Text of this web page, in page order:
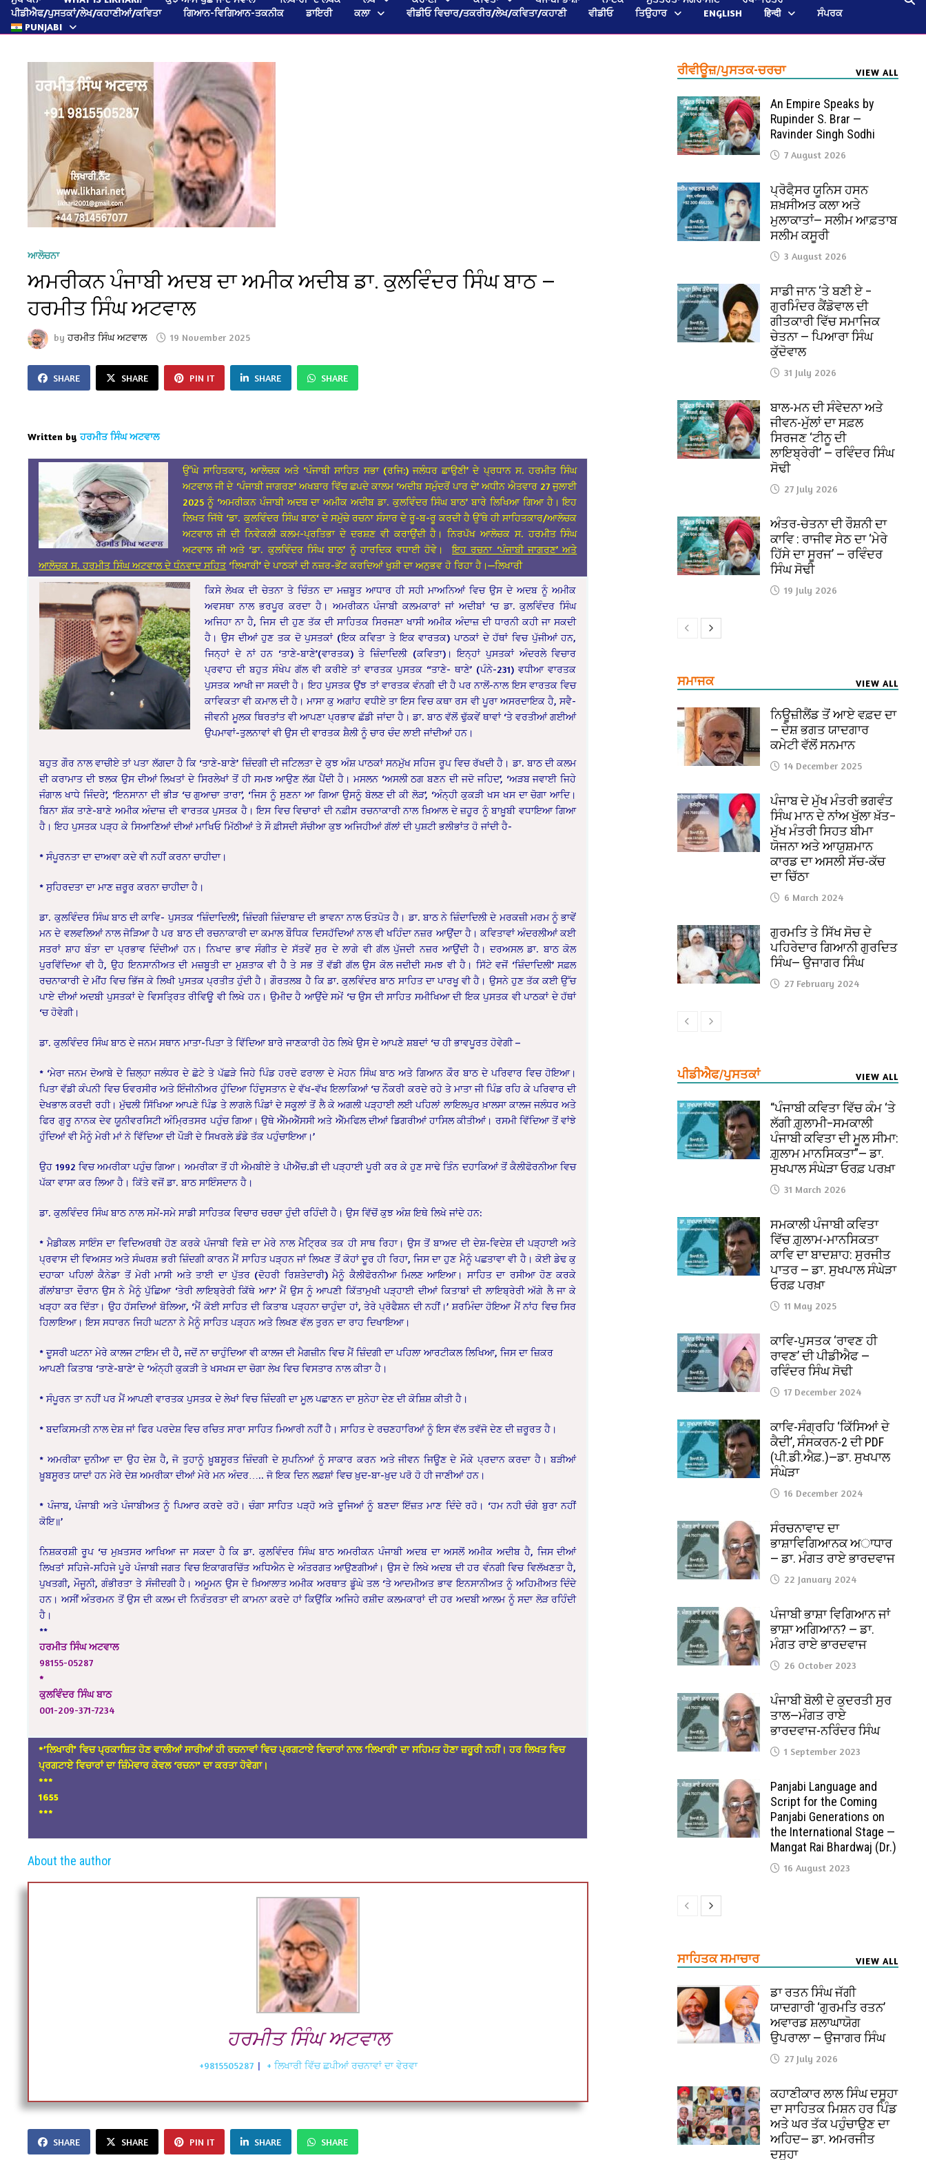
ਪੀਡੀਐਫ/ਪੁਸਤਕਾਂ/ਲੇਖ/ਕਹਾਣੀਆਂ/ਕਵਿਤਾ
ਗਿਆਨ-ਵਿਗਿਆਨ-ਤਕਨੀਕ ਡਾਇਰੀ ਕਲਾ ਵੀਡੀਓ ਵਿਚਾਰ/ਤਕਰੀਰ/ਲੇਖ/ਕਵਿਤਾ/ਕਹਾਣੀ ਵੀਡੀਓ ਤਿਉਹਾਰ ENGLISH हिन्दी
ਸੰਪਰਕ
PUNJABI
ਆਲੋਚਨਾ
ਅਮਰੀਕਨ ਪੰਜਾਬੀ ਅਦਬ ਦਾ ਅਮੀਕ ਅਦੀਬ ਡਾ. ਕੁਲਵਿੰਦਰ ਸਿੰਘ ਬਾਠ —
ਹਰਮੀਤ ਸਿੰਘ ਅਟਵਾਲ
byਹਰਮੀਤ ਸਿੰਘ ਅਟਵਾਲ 19 November 2025
SHARE SHARE PIN IT SHARE SHARE
Written by ਹਰਮੀਤ ਸਿੰਘ ਅਟਵਾਲ
ਉੱਘੇ ਸਾਹਿਤਕਾਰ, ਆਲੋਚਕ ਅਤੇ ‘ਪੰਜਾਬੀ ਸਾਹਿਤ ਸਭਾ (ਰਜਿ:) ਜਲੰਧਰ ਛਾਉਣੀ’ ਦੇ ਪ੍ਰਧਾਨ ਸ. ਹਰਮੀਤ ਸਿੰਘ
ਅਟਵਾਲ ਜੀ ਦੇ ‘ਪੰਜਾਬੀ ਜਾਗਰਣ’ ਅਖਬਾਰ ਵਿੱਚ ਛਪਦੇ ਕਾਲਮ ‘ਅਦੀਬ ਸਮੁੰਦਰੋਂ ਪਾਰ ਦੇ’ ਅਧੀਨ ਐਤਵਾਰ 27 ਜੁਲਾਈ
2025 ਨੂੰ ‘ਅਮਰੀਕਨ ਪੰਜਾਬੀ ਅਦਬ ਦਾ ਅਮੀਕ ਅਦੀਬ ਡਾ. ਕੁਲਵਿੰਦਰ ਸਿੰਘ ਬਾਠ’ ਬਾਰੇ ਲਿਖਿਆ ਗਿਆ ਹੈ। ਇਹ
ਲਿਖਤ ਜਿੱਥੇ ‘ਡਾ. ਕੁਲਵਿੰਦਰ ਸਿੰਘ ਬਾਠ‘ ਦੇ ਸਮੁੱਚੇ ਰਚਨਾ ਸੰਸਾਰ ਦੇ ਰੂ-ਬ-ਰੂ ਕਰਦੀ ਹੈ ਉੱਥੇ ਹੀ ਸਾਹਿਤਕਾਰ/ਆਲੋਚਕ
ਅਟਵਾਲ ਜੀ ਦੀ ਨਿਵੇਕਲੀ ਕਲਮ-ਪ੍ਰਤਿਭਾ ਦੇ ਦਰਸ਼ਣ ਵੀ ਕਰਾਉਂਦੀ ਹੈ। ਨਿਰਪੱਖ ਆਲੋਚਕ ਸ. ਹਰਮੀਤ ਸਿੰਘ
ਅਟਵਾਲ ਜੀ ਅਤੇ ‘ਡਾ. ਕੁਲਵਿੰਦਰ ਸਿੰਘ ਬਾਠ’ ਨੂੰ ਹਾਰਦਿਕ ਵਧਾਈ ਹੋਵੇ।ਇਹ ਰਚਨਾ ‘ਪੰਜਾਬੀ ਜਾਗਰਣ’ ਅਤੇ
ਆਲੋਚਕ ਸ. ਹਰਮੀਤ ਸਿੰਘ ਅਟਵਾਲ ਦੇ ਧੰਨਵਾਦ ਸਹਿਤ‘ਲਿਖਾਰੀ’ ਦੇ ਪਾਠਕਾਂ ਦੀ ਨਜ਼ਰ-ਭੇਂਟ ਕਰਦਿਆਂ ਖੁਸ਼ੀ ਦਾ ਅਨੁਭਵ ਹੋ ਰਿਹਾ ਹੈ।—ਲਿਖਾਰੀ
ਕਿਸੇ ਲੇਖਕ ਦੀ ਚੇਤਨਾ ਤੇ ਚਿੰਤਨ ਦਾ ਮਜ਼ਬੂਤ ਆਧਾਰ ਹੀ ਸਹੀ ਮਾਅਨਿਆਂ ਵਿਚ ਉਸ ਦੇ ਅਦਬ ਨੂੰ ਅਮੀਕ
ਅਵਸਥਾ ਨਾਲ ਭਰਪੂਰ ਕਰਦਾ ਹੈ। ਅਮਰੀਕਨ ਪੰਜਾਬੀ ਕਲਮਕਾਰਾਂ ਜਾਂ ਅਦੀਬਾਂ ‘ਚ ਡਾ. ਕੁਲਵਿੰਦਰ ਸਿੰਘ
ਅਜਿਹਾ ਨਾ ਹੈ, ਜਿਸ ਦੀ ਹੁਣ ਤੱਕ ਦੀ ਸਾਹਿਤਕ ਸਿਰਜਣਾ ਖਾਸੀ ਅਮੀਕ ਅੰਦਾਜ਼ ਦੀ ਧਾਰਨੀ ਕਹੀ ਜਾ ਸਕਦੀ
ਹੈ। ਉਸ ਦੀਆਂ ਹੁਣ ਤਕ ਦੋ ਪੁਸਤਕਾਂ (ਇਕ ਕਵਿਤਾ ਤੇ ਇਕ ਵਾਰਤਕ) ਪਾਠਕਾਂ ਦੇ ਹੱਥਾਂ ਵਿਚ ਪੁੱਜੀਆਂ ਹਨ,
ਜਿਨ੍ਹਾਂ ਦੇ ਨਾਂ ਹਨ ‘ਤਾਣੇ-ਬਾਣੇ’(ਵਾਰਤਕ) ਤੇ ਜ਼ਿੰਦਾਦਿਲੀ (ਕਵਿਤਾ)। ਇਨ੍ਹਾਂ ਪੁਸਤਕਾਂ ਅੰਦਰਲੇ ਵਿਚਾਰ
ਪ੍ਰਵਾਹ ਦੀ ਬਹੁਤ ਸੰਖੇਪ ਗੱਲ ਵੀ ਕਰੀਏ ਤਾਂ ਵਾਰਤਕ ਪੁਸਤਕ “ਤਾਣੇ- ਥਾਣੇ’ (ਪੰਨੇ-231) ਵਧੀਆ ਵਾਰਤਕ
ਪੁਸਤਕ ਆਖੀ ਜਾ ਸਕਦੀ ਹੈ। ਇਹ ਪੁਸਤਕ ਉਂਝ ਤਾਂ ਵਾਰਤਕ ਵੰਨਗੀ ਦੀ ਹੈ ਪਰ ਨਾਲੋਂ-ਨਾਲ ਇਸ ਵਾਰਤਕ ਵਿਚ
ਕਾਵਿਕਤਾ ਵੀ ਕਮਾਲ ਦੀ ਹੈ। ਮਾਸਾ ਕੁ ਅਗਾਂਹ ਵਧੀਏ ਤਾ ਇਸ ਵਿਚ ਕਥਾ ਰਸ ਵੀ ਪੂਰਾ ਅਸਰਦਾਇਕ ਹੈ, ਸਵੈ-
ਜੀਵਨੀ ਮੂਲਕ ਥਿਰਤਾਂਤ ਵੀ ਆਪਣਾ ਪ੍ਰਭਾਵ ਛੱਡੀ ਜਾਂਦਾ ਹੈ। ਡਾ. ਬਾਠ ਵੱਲੋਂ ਢੁੱਕਵੇਂ ਥਾਵਾਂ ‘ਤੇ ਵਰਤੀਆਂ ਗਈਆਂ
ਉਪਮਾਵਾਂ-ਤੁਲਨਾਵਾਂ ਵੀ ਉਸ ਦੀ ਵਾਰਤਕ ਸ਼ੈਲੀ ਨੂੰ ਚਾਰ ਚੰਦ ਲਾਈ ਜਾਂਦੀਆਂ ਹਨ।
ਬਹੁਤ ਗੌਰ ਨਾਲ ਵਾਚੀਏ ਤਾਂ ਪਤਾ ਲੱਗਦਾ ਹੈ ਕਿ ‘ਤਾਣੇ-ਬਾਣੇ’ ਜ਼ਿੰਦਗੀ ਦੀ ਜਟਿਲਤਾ ਦੇ ਕੁਝ ਅੰਸ਼ ਪਾਠਕਾਂ ਸਨਮੁੱਖ ਸਹਿਜ ਰੂਪ ਵਿਚ ਰੱਖਦੀ ਹੈ। ਡਾ. ਬਾਠ ਦੀ ਕਲਮ
ਦੀ ਕਰਾਮਾਤ ਦੀ ਝਲਕ ਉਸ ਦੀਆਂ ਲਿਖਤਾਂ ਦੇ ਸਿਰਲੇਖਾਂ ਤੋਂ ਹੀ ਸਮਝ ਆਉਣ ਲੱਗ ਪੈਂਦੀ ਹੈ। ਮਸਲਨ ‘ਅਸਲੀ ਠਗ ਬਣਨ ਦੀ ਜਦੋ ਜਹਿਦ’, ‘ਅੜਬ ਜਵਾਈ ਜਿਹੇ
ਜੰਗਾਲ ਖਾਧੇ ਜਿੰਦਰੇ’, ‘ਇਨਸਾਨਾ ਦੀ ਭੀੜ ‘ਚ ਗੁਆਚਾ ਤਾਰਾ’, ‘ਜਿਸ ਨੂੰ ਸੁਣਨਾ ਆ ਗਿਆ ਉਸਨੂੰ ਬੋਲਣ ਦੀ ਕੀ ਲੋੜ’, ‘ਅੰਨ੍ਹੀ ਕੁਕੜੀ ਖਸ ਖਸ ਦਾ ਚੋਗਾ ਆਦਿ।
ਬਿਨਾ ਸ਼ੱਕ ਤਾਣੇ-ਬਾਣੇ ਅਮੀਕ ਅੰਦਾਜ਼ ਦੀ ਵਾਰਤਕ ਪੁਸਤਕ ਹੈ। ਇਸ ਵਿਚ ਵਿਚਾਰਾਂ ਦੀ ਨਫ਼ੀਸ ਰਚਨਾਕਾਰੀ ਨਾਲ ਖ਼ਿਆਲ ਦੇ ਜ਼ਹੂਰ ਨੂੰ ਬਾਖ਼ੂਬੀ ਵਧਾਇਆ ਗਿਆ
ਹੈ। ਇਹ ਪੁਸਤਕ ਪੜ੍ਹ ਕੇ ਸਿਆਣਿਆਂ ਦੀਆਂ ਮਾਖਿਓ ਮਿੱਠੀਆਂ ਤੇ ਸੌ ਫ਼ੀਸਦੀ ਸੱਚੀਆ ਕੁਝ ਅਜਿਹੀਆਂ ਗੱਲਾਂ ਦੀ ਪੁਸ਼ਟੀ ਭਲੀਭਾਂਤ ਹੋ ਜਾਂਦੀ ਹੈ-
* ਸੰਪੂਰਨਤਾ ਦਾ ਦਾਅਵਾ ਕਦੇ ਵੀ ਨਹੀਂ ਕਰਨਾ ਚਾਹੀਦਾ।
* ਸੁਹਿਰਦਤਾ ਦਾ ਮਾਣ ਜ਼ਰੂਰ ਕਰਨਾ ਚਾਹੀਦਾ ਹੈ।
ਡਾ. ਕੁਲਵਿੰਦਰ ਸਿੰਘ ਬਾਠ ਦੀ ਕਾਵਿ- ਪੁਸਤਕ ‘ਜ਼ਿੰਦਾਦਿਲੀ’, ਜ਼ਿੰਦਗੀ ਜ਼ਿੰਦਾਬਾਦ ਦੀ ਭਾਵਨਾ ਨਾਲ ਓਤਪੋਤ ਹੈ। ਡਾ. ਬਾਠ ਨੇ ਜ਼ਿੰਦਾਦਿਲੀ ਦੇ ਮਰਕਜ਼ੀ ਮਰਮ ਨੂੰ ਭਾਵੇਂ
ਮਨ ਦੇ ਵਲਵਲਿਆਂ ਨਾਲ ਜੋੜਿਆ ਹੈ ਪਰ ਬਾਠ ਦੀ ਰਚਨਾਕਾਰੀ ਦਾ ਕਮਾਲ ਬੌਧਿਕ ਦਿਸਹੱਦਿਆਂ ਨਾਲ ਵੀ ਖਹਿੰਦਾ ਨਜ਼ਰ ਆਉਂਦਾ ਹੈ। ਕਵਿਤਾਵਾਂ ਅੰਦਰਲੀਆਂ ਕਈ
ਸਤਰਾਂ ਸ਼ਾਹ ਬੰਤਾ ਦਾ ਪ੍ਰਭਾਵ ਦਿੰਦੀਆਂ ਹਨ। ਨਿਖਾਦ ਭਾਵ ਸੰਗੀਤ ਦੇ ਸੱਤਵੇਂ ਸੁਰ ਦੇ ਲਾਗੇ ਵੀ ਗੱਲ ਪੁੱਜਦੀ ਨਜ਼ਰ ਆਉਂਦੀ ਹੈ। ਦਰਅਸਲ ਡਾ. ਬਾਠ ਕੋਲ
ਪੁਰਵਿੱਦਿਆ ਵੀ ਹੈ, ਉਹ ਇਨਸਾਨੀਅਤ ਦੀ ਮਜ਼ਬੂਤੀ ਦਾ ਮੁਸ਼ਤਾਕ ਵੀ ਹੈ ਤੇ ਸਭ ਤੋਂ ਵੱਡੀ ਗੱਲ ਉਸ ਕੋਲ ਜਦੀਦੀ ਸਮਝ ਵੀ ਹੈ। ਸਿੱਟੇ ਵਜੋਂ ‘ਜ਼ਿੰਦਾਦਿਲੀ’ ਸਫ਼ਲ
ਰਚਨਾਕਾਰੀ ਦੇ ਮੀਂਹ ਵਿਚ ਭਿੱਜ ਕੇ ਲਿਖੀ ਪੁਸਤਕ ਪ੍ਰਤੀਤ ਹੁੰਦੀ ਹੈ। ਗੌਰਤਲਬ ਹੈ ਕਿ ਡਾ. ਕੁਲਵਿੰਦਰ ਬਾਠ ਸਾਹਿਤ ਦਾ ਪਾਰਖੂ ਵੀ ਹੈ। ਉਸਨੇ ਹੁਣ ਤੱਕ ਕਈ ਉੱਚ
ਪਾਏ ਦੀਆਂ ਅਦਬੀ ਪੁਸਤਕਾਂ ਦੇ ਵਿਸਤ੍ਰਿਤ ਰੀਵਿਊ ਵੀ ਲਿਖੇ ਹਨ। ਉਮੀਦ ਹੈ ਆਉਂਦੇ ਸਮੇਂ ‘ਚ ਉਸ ਦੀ ਸਾਹਿਤ ਸਮੀਖਿਆ ਦੀ ਇਕ ਪੁਸਤਕ ਵੀ ਪਾਠਕਾਂ ਦੇ ਹੱਥਾਂ
‘ਚ ਹੋਵੇਗੀ।
ਡਾ. ਕੁਲਵਿੰਦਰ ਸਿੰਘ ਬਾਠ ਦੇ ਜਨਮ ਸਥਾਨ ਮਾਤਾ-ਪਿਤਾ ਤੇ ਵਿੱਦਿਆ ਬਾਰੇ ਜਾਣਕਾਰੀ ਹੇਠ ਲਿਖੇ ਉਸ ਦੇ ਆਪਣੇ ਸ਼ਬਦਾਂ ‘ਚ ਹੀ ਭਾਵਪੂਰਤ ਹੋਵੇਗੀ –
* ‘ਮੇਰਾ ਜਨਮ ਦੋਆਬੇ ਦੇ ਜ਼ਿਲ੍ਹਾ ਜਲੰਧਰ ਦੇ ਛੋਟੇ ਤੇ ਪੱਛੜੇ ਜਿਹੇ ਪਿੰਡ ਹਰਦੋ ਫਰਾਲਾ ਦੇ ਮੋਹਨ ਸਿੰਘ ਬਾਠ ਅਤੇ ਗਿਆਨ ਕੌਰ ਬਾਠ ਦੇ ਪਰਿਵਾਰ ਵਿਚ ਹੋਇਆ।
ਪਿਤਾ ਵੱਡੀ ਕੰਪਨੀ ਵਿਚ ਓਵਰਸੀਰ ਅਤੇ ਇੰਜੀਨੀਅਰ ਹੁੰਦਿਆ ਹਿੰਦੁਸਤਾਨ ਦੇ ਵੱਖ-ਵੱਖ ਇਲਾਕਿਆਂ ‘ਚ ਨੌਕਰੀ ਕਰਦੇ ਰਹੇ ਤੇ ਮਾਤਾ ਜੀ ਪਿੰਡ ਰਹਿ ਕੇ ਪਰਿਵਾਰ ਦੀ
ਦੇਖਭਾਲ ਕਰਦੀ ਰਹੀ। ਮੁੱਢਲੀ ਸਿੱਖਿਆ ਆਪਣੇ ਪਿੰਡ ਤੇ ਲਾਗਲੇ ਪਿੰਡਾਂ ਦੇ ਸਕੂਲਾਂ ਤੋਂ ਲੈ ਕੇ ਅਗਲੀ ਪੜ੍ਹਾਈ ਲਈ ਪਹਿਲਾਂ ਲਾਇਲਪੁਰ ਖ਼ਾਲਸਾ ਕਾਲਜ ਜਲੰਧਰ ਅਤੇ
ਫਿਰ ਗੁਰੂ ਨਾਨਕ ਦੇਵ ਯੂਨੀਵਰਸਿਟੀ ਅੰਮ੍ਰਿਤਸਰ ਪਹੁੰਚ ਗਿਆ। ਉਥੇ ਐੱਮਐੱਸਸੀ ਅਤੇ ਐੱਮਫਿਲ ਦੀਆਂ ਡਿਗਰੀਆਂ ਹਾਸਿਲ ਕੀਤੀਆਂ। ਰਸਮੀ ਵਿੱਦਿਆ ਤੋਂ ਵਾਂਝੇ
ਹੁੰਦਿਆਂ ਵੀ ਮੈਨੂੰ ਮੇਰੀ ਮਾਂ ਨੇ ਵਿੱਦਿਆ ਦੀ ਪੌੜੀ ਦੇ ਸਿਖਰਲੇ ਡੰਡੇ ਤੱਕ ਪਹੁੰਚਾਇਆ।’
ਉਹ 1992 ਵਿਚ ਅਮਰੀਕਾ ਪਹੁੰਚ ਗਿਆ। ਅਮਰੀਕਾ ਤੋਂ ਹੀ ਐਮਬੀਏ ਤੇ ਪੀਐੱਚ.ਡੀ ਦੀ ਪੜ੍ਹਾਈ ਪੂਰੀ ਕਰ ਕੇ ਹੁਣ ਸਾਢੇ ਤਿੰਨ ਦਹਾਕਿਆਂ ਤੋਂ ਕੈਲੀਫੋਰਨੀਆ ਵਿਚ
ਪੱਕਾ ਵਾਸਾ ਕਰ ਲਿਆ ਹੈ। ਕਿੱਤੇ ਵਜੋਂ ਡਾ. ਬਾਠ ਸਾਇੰਸਦਾਨ ਹੈ।
ਡਾ. ਕੁਲਵਿੰਦਰ ਸਿੰਘ ਬਾਠ ਨਾਲ ਸਮੇਂ-ਸਮੇ ਸਾਡੀ ਸਾਹਿਤਕ ਵਿਚਾਰ ਚਰਚਾ ਹੁੰਦੀ ਰਹਿੰਦੀ ਹੈ। ਉਸ ਵਿੱਚੋਂ ਕੁਝ ਅੰਸ਼ ਇਥੇ ਲਿਖੇ ਜਾਂਦੇ ਹਨ:
* ਮੈਡੀਕਲ ਸਾਇੰਸ ਦਾ ਵਿਦਿਅਰਥੀ ਹੋਣ ਕਰਕੇ ਪੰਜਾਬੀ ਵਿਸ਼ੇ ਦਾ ਮੇਰੇ ਨਾਲ ਮੈਟ੍ਰਿਕ ਤਕ ਹੀ ਸਾਥ ਰਿਹਾ। ਉਸ ਤੋਂ ਬਾਅਦ ਦੀ ਦੇਸ਼-ਵਿਦੇਸ਼ ਦੀ ਪੜ੍ਹਾਈ ਅਤੇ
ਪ੍ਰਵਾਸ ਦੀ ਵਿਅਸਤ ਅਤੇ ਸੰਘਰਸ਼ ਭਰੀ ਜ਼ਿੰਦਗੀ ਕਾਰਨ ਮੈਂ ਸਾਹਿਤ ਪੜ੍ਹਨ ਜਾਂ ਲਿਖਣ ਤੋਂ ਕੋਹਾਂ ਦੂਰ ਹੀ ਰਿਹਾ, ਜਿਸ ਦਾ ਹੁਣ ਮੈਨੂੰ ਪਛਤਾਵਾ ਵੀ ਹੈ। ਕੋਈ ਡੇਢ ਕੁ
ਦਹਾਕਾ ਪਹਿਲਾਂ ਕੈਨੇਡਾ ਤੋਂ ਮੇਰੀ ਮਾਸੀ ਅਤੇ ਤਾਈ ਦਾ ਪੁੱਤਰ (ਦੋਹਰੀ ਰਿਸ਼ਤੇਦਾਰੀ) ਮੈਨੂੰ ਕੈਲੀਫੋਰਨੀਆ ਮਿਲਣ ਆਇਆ। ਸਾਹਿਤ ਦਾ ਰਸੀਆ ਹੋਣ ਕਰਕੇ
ਗੱਲਾਂਬਾਤਾ ਦੌਰਾਨ ਉਸ ਨੇ ਮੈਨੂੰ ਪੁੱਛਿਆ ‘ਤੇਰੀ ਲਾਇਬ੍ਰੇਰੀ ਕਿੱਥੇ ਆ?’ ਮੈਂ ਉਸ ਨੂੰ ਆਪਣੀ ਕਿੱਤਾਮੁਖੀ ਪੜ੍ਹਾਈ ਦੀਆਂ ਕਿਤਾਬਾਂ ਦੀ ਲਾਇਬ੍ਰੇਰੀ ਅੱਗੇ ਲੈ ਜਾ ਕੇ
ਖੜ੍ਹਾ ਕਰ ਦਿੱਤਾ। ਉਹ ਹੱਸਦਿਆਂ ਬੋਲਿਆ, ‘ਮੈਂ ਕੋਈ ਸਾਹਿਤ ਦੀ ਕਿਤਾਬ ਪੜ੍ਹਨਾ ਚਾਹੁੰਦਾ ਹਾਂ, ਤੇਰੇ ਪ੍ਰੋਫੈਸ਼ਨ ਦੀ ਨਹੀਂ।’ ਸ਼ਰਮਿੰਦਾ ਹੋਇਆ ਮੈਂ ਨਾਂਹ ਵਿਚ ਸਿਰ
ਹਿਲਾਇਆ। ਇਸ ਸਧਾਰਨ ਜਿਹੀ ਘਟਨਾ ਨੇ ਮੈਨੂੰ ਸਾਹਿਤ ਪੜ੍ਹਨ ਅਤੇ ਲਿਖਣ ਵੱਲ ਤੁਰਨ ਦਾ ਰਾਹ ਦਿਖਾਇਆ।
* ਦੂਸਰੀ ਘਟਨਾ ਮੇਰੇ ਕਾਲਜ ਟਾਇਮ ਦੀ ਹੈ, ਜਦੋਂ ਨਾ ਚਾਹੁੰਦਿਆ ਵੀ ਕਾਲਜ ਦੀ ਮੈਗਜ਼ੀਨ ਵਿਚ ਮੈਂ ਜ਼ਿੰਦਗੀ ਦਾ ਪਹਿਲਾ ਆਰਟੀਕਲ ਲਿਖਿਆ, ਜਿਸ ਦਾ ਜ਼ਿਕਰ
ਆਪਣੀ ਕਿਤਾਬ ‘ਤਾਣੇ-ਬਾਣੇ’ ਦੇ ‘ਅੰਨ੍ਹੀ ਕੁਕੜੀ ਤੇ ਖਸਖਸ ਦਾ ਚੋਗਾ ਲੇਖ ਵਿਚ ਵਿਸਤਾਰ ਨਾਲ ਕੀਤਾ ਹੈ।
* ਸੰਪੂਰਨ ਤਾ ਨਹੀਂ ਪਰ ਮੈਂ ਆਪਣੀ ਵਾਰਤਕ ਪੁਸਤਕ ਦੇ ਲੇਖਾਂ ਵਿਚ ਜ਼ਿੰਦਗੀ ਦਾ ਮੂਲ ਪਛਾਣਨ ਦਾ ਸੁਨੇਹਾ ਦੇਣ ਦੀ ਕੋਸ਼ਿਸ਼ ਕੀਤੀ ਹੈ।
* ਬਦਕਿਸਮਤੀ ਨਾਲ ਦੇਸ਼ ਜਾਂ ਫਿਰ ਪਰਦੇਸ਼ ਵਿਚ ਰਚਿਤ ਸਾਰਾ ਸਾਹਿਤ ਮਿਆਰੀ ਨਹੀਂ ਹੈ। ਸਾਹਿਤ ਦੇ ਰਚਣਹਾਰਿਆਂ ਨੂੰ ਇਸ ਵੱਲ ਤਵੱਜੋ ਦੇਣ ਦੀ ਜ਼ਰੂਰਤ ਹੈ।
* ਅਮਰੀਕਾ ਦੁਨੀਆ ਦਾ ਉਹ ਦੇਸ਼ ਹੈ, ਜੋ ਤੁਹਾਨੂੰ ਖ਼ੂਬਸੂਰਤ ਜ਼ਿੰਦਗੀ ਦੇ ਸੁਪਨਿਆਂ ਨੂੰ ਸਾਕਾਰ ਕਰਨ ਅਤੇ ਜੀਵਨ ਜਿਊਣ ਦੇ ਮੌਕੇ ਪ੍ਰਦਾਨ ਕਰਦਾ ਹੈ। ਬੜੀਆਂ
ਖ਼ੂਬਸੂਰਤ ਯਾਦਾਂ ਹਨ ਮੇਰੇ ਦੇਸ਼ ਅਮਰੀਕਾ ਦੀਆਂ ਮੇਰੇ ਮਨ ਅੰਦਰ….. ਜੋ ਇਕ ਦਿਨ ਲਫ਼ਸ਼ਾਂ ਵਿਚ ਖ਼ੁਦ-ਬਾ-ਖ਼ੁਦ ਪਰੋ ਹੋ ਹੀ ਜਾਣੀਆਂ ਹਨ।
* ਪੰਜਾਬ, ਪੰਜਾਬੀ ਅਤੇ ਪੰਜਾਬੀਅਤ ਨੂੰ ਪਿਆਰ ਕਰਦੇ ਰਹੋ। ਚੰਗਾ ਸਾਹਿਤ ਪੜ੍ਹੋ ਅਤੇ ਦੂਜਿਆਂ ਨੂੰ ਬਣਦਾ ਇੱਜ਼ਤ ਮਾਣ ਦਿੰਦੇ ਰਹੋ। ‘ਹਮ ਨਹੀ ਚੰਗੇ ਬੁਰਾ ਨਹੀਂ
ਕੋਇ॥’
ਨਿਸ਼ਕਰਸ਼ੀ ਰੂਪ ‘ਚ ਮੁਖ਼ਤਸਰ ਆਖਿਆ ਜਾ ਸਕਦਾ ਹੈ ਕਿ ਡਾ. ਕੁਲਵਿੰਦਰ ਸਿੰਘ ਬਾਠ ਅਮਰੀਕਨ ਪੰਜਾਬੀ ਅਦਬ ਦਾ ਅਸਲੋਂ ਅਮੀਕ ਅਦੀਬ ਹੈ, ਜਿਸ ਦੀਆਂ
ਲਿਖਤਾਂ ਸਹਿਜੇ-ਸਹਿਜੇ ਪੂਰੇ ਪੰਜਾਬੀ ਜਗਤ ਵਿਚ ਇਕਾਗਰਚਿੱਤ ਅਧਿਐਨ ਦੇ ਅੰਤਰਗਤ ਆਉਣਗੀਆਂ। ਉਸ ਦੇ ਲਿਖੇ ਅਦਬ ਦੀ ਹਰ ਵੰਨਗੀ ਵਿਚ ਵਿਲੱਖਣਤਾ ਹੈ,
ਪੁਖਤਗੀ, ਮੌਜੂਨੀ, ਗੰਭੀਰਤਾ ਤੇ ਸੰਜੀਦਗੀ ਹੈ। ਅਮੂਮਨ ਉਸ ਦੇ ਖ਼ਿਆਲਾਤ ਅਮੀਕ ਅਰਥਾਤ ਡੂੰਘੇ ਤਲ ‘ਤੇ ਆਦਮੀਅਤ ਭਾਵ ਇਨਸਾਨੀਅਤ ਨੂੰ ਅਹਿਮੀਅਤ ਦਿੰਦੇ
ਹਨ। ਅਸੀਂ ਅੰਤਰਮਨ ਤੋਂ ਉਸ ਦੀ ਕਲਮ ਦੀ ਨਿਰੰਤਰਤਾ ਦੀ ਕਾਮਨਾ ਕਰਦੇ ਹਾਂ ਕਿਉਂਕਿ ਅਜਿਹੇ ਰਸ਼ੀਦ ਕਲਮਕਾਰਾਂ ਦੀ ਹਰ ਅਦਬੀ ਆਲਮ ਨੂੰ ਸਦਾ ਲੋੜ ਰਹਿੰਦੀ
ਹੈ।
**
ਹਰਮੀਤ ਸਿੰਘ ਅਟਵਾਲ
98155-05287
*
ਕੁਲਵਿੰਦਰ ਸਿੰਘ ਬਾਠ
001-209-371-7234
*’ਲਿਖਾਰੀ’ ਵਿਚ ਪ੍ਰਕਾਸ਼ਿਤ ਹੋਣ ਵਾਲੀਆਂ ਸਾਰੀਆਂ ਹੀ ਰਚਨਾਵਾਂ ਵਿਚ ਪ੍ਰਗਟਾਏ ਵਿਚਾਰਾਂ ਨਾਲ ‘ਲਿਖਾਰੀ’ ਦਾ ਸਹਿਮਤ ਹੋਣਾ ਜ਼ਰੂਰੀ ਨਹੀਂ। ਹਰ ਲਿਖਤ ਵਿਚ
ਪ੍ਰਗਟਾਏ ਵਿਚਾਰਾਂ ਦਾ ਜ਼ਿੰਮੇਵਾਰ ਕੇਵਲ ‘ਰਚਨਾ’ ਦਾ ਕਰਤਾ ਹੋਵੇਗਾ।
***
1655
***
About the author
ਹਰਮੀਤ ਸਿੰਘ ਅਟਵਾਲ
+9815505287 | + ਲਿਖਾਰੀ ਵਿੱਚ ਛਪੀਆਂ ਰਚਨਾਵਾਂ ਦਾ ਵੇਰਵਾ
SHARE SHARE PIN IT SHARE SHARE
ਰੀਵੀਊਜ਼/ਪੁਸਤਕ-ਚਰਚਾ VIEW ALL
An Empire Speaks by
Rupinder S. Brar —
Ravinder Singh Sodhi
7 August 2026
ਪ੍ਰੋਫੈ਼ਸਰ ਯੂਨਿਸ ਹਸਨ
ਸ਼ਖ਼ਸੀਅਤ ਕਲਾ ਅਤੇ
ਮੁਲਾਕਾਤਾਂ— ਸਲੀਮ ਆਫ਼ਤਾਬ
ਸਲੀਮ ਕਸੂਰੀ
3 August 2026
ਸਾਡੀ ਜਾਨ ‘ਤੇ ਬਣੀ ਏ –
ਗੁਰਮਿੰਦਰ ਕੈਂਡੋਵਾਲ ਦੀ
ਗੀਤਕਾਰੀ ਵਿੱਚ ਸਮਾਜਿਕ
ਚੇਤਨਾ — ਪਿਆਰਾ ਸਿੰਘ
ਕੁੱਦੋਵਾਲ
31 July 2026
ਬਾਲ-ਮਨ ਦੀ ਸੰਵੇਦਨਾ ਅਤੇ
ਜੀਵਨ-ਮੁੱਲਾਂ ਦਾ ਸਫ਼ਲ
ਸਿਰਜਣ ‘ਟੀਨੂ ਦੀ
ਲਾਇਬ੍ਰੇਰੀ’ — ਰਵਿੰਦਰ ਸਿੰਘ
ਸੋਢੀ
27 July 2026
ਅੰਤਰ-ਚੇਤਨਾ ਦੀ ਰੌਸ਼ਨੀ ਦਾ
ਕਾਵਿ : ਰਾਜੀਵ ਸੇਠ ਦਾ ‘ਮੇਰੇ
ਹਿੱਸੇ ਦਾ ਸੂਰਜ’ — ਰਵਿੰਦਰ
ਸਿੰਘ ਸੋਢੀ
19 July 2026
ਸਮਾਜਕ VIEW ALL
ਨਿਊਜ਼ੀਲੈਂਡ ਤੋਂ ਆਏ ਵਫ਼ਦ ਦਾ
— ਦੇਸ਼ ਭਗਤ ਯਾਦਗਾਰ
ਕਮੇਟੀ ਵੱਲੋਂ ਸਨਮਾਨ
14 December 2025
ਪੰਜਾਬ ਦੇ ਮੁੱਖ ਮੰਤਰੀ ਭਗਵੰਤ
ਸਿੰਘ ਮਾਨ ਦੇ ਨਾਂਅ ਖੁੱਲਾ ਖ਼ੱਤ–
ਮੁੱਖ ਮੰਤਰੀ ਸਿਹਤ ਬੀਮਾ
ਯੋਜਨਾ ਅਤੇ ਆਯੁਸ਼ਮਾਨ
ਕਾਰਡ ਦਾ ਅਸਲੀ ਸੱਚ-ਕੱਚ
ਦਾ ਚਿੱਠਾ
6 March 2024
ਗੁਰਮਤਿ ਤੇ ਸਿੱਖ ਸੋਚ ਦੇ
ਪਹਿਰੇਦਾਰ ਗਿਆਨੀ ਗੁਰਦਿਤ
ਸਿੰਘ— ਉਜਾਗਰ ਸਿੰਘ
27 February 2024
ਪੀਡੀਐਫ/ਪੁਸਤਕਾਂ VIEW ALL
“ਪੰਜਾਬੀ ਕਵਿਤਾ ਵਿੱਚ ਕੰਮ ‘ਤੇ
ਲੱਗੀ ਗ਼ੁਲਾਮੀ–ਸਮਕਾਲੀ
ਪੰਜਾਬੀ ਕਵਿਤਾ ਦੀ ਮੂਲ ਸੀਮਾ:
ਗ਼ੁਲਾਮ ਮਾਨਸਿਕਤਾ”— ਡਾ.
ਸੁਖਪਾਲ ਸੰਘੇੜਾ ਓਰਫ਼ ਪਰਖ਼ਾ
31 March 2026
ਸਮਕਾਲੀ ਪੰਜਾਬੀ ਕਵਿਤਾ
ਵਿੱਚ ਗ਼ੁਲਾਮ-ਮਾਨਸਿਕਤਾ
ਕਾਵਿ ਦਾ ਬਾਦਸ਼ਾਹ: ਸੁਰਜੀਤ
ਪਾਤਰ — ਡਾ. ਸੁਖਪਾਲ ਸੰਘੇੜਾ
ਓਰਫ਼ ਪਰਖ਼ਾ
11 May 2025
ਕਾਵਿ-ਪੁਸਤਕ ‘ਰਾਵਣ ਹੀ
ਰਾਵਣ’ ਦੀ ਪੀਡੀਐਫ —
ਰਵਿੰਦਰ ਸਿੰਘ ਸੋਢੀ
17 December 2024
ਕਾਵਿ-ਸੰਗ੍ਰਹਿ ‘ਕਿੱਸਿਆਂ ਦੇ
ਕੈਦੀ’, ਸੰਸਕਰਨ-2 ਦੀ PDF
(ਪੀ.ਡੀ.ਐਫ਼.)—ਡਾ. ਸੁਖਪਾਲ
ਸੰਘੇੜਾ
16 December 2024
ਸੰਰਚਨਾਵਾਦ ਦਾ
ਭਾਸ਼ਾਵਿਗਿਆਨਕ ਅਾਧਾਰ
— ਡਾ. ਮੰਗਤ ਰਾਏ ਭਾਰਦਵਾਜ
22 January 2024
ਪੰਜਾਬੀ ਭਾਸ਼ਾ ਵਿਗਿਆਨ ਜਾਂ
ਭਾਸ਼ਾ ਅਗਿਆਨ? — ਡਾ.
ਮੰਗਤ ਰਾਏ ਭਾਰਦਵਾਜ
26 October 2023
ਪੰਜਾਬੀ ਬੋਲੀ ਦੇ ਕੁਦਰਤੀ ਸੁਰ
ਤਾਲ—ਮੰਗਤ ਰਾਏ
ਭਾਰਦਵਾਜ-ਨਰਿੰਦਰ ਸਿੰਘ
1 September 2023
Panjabi Language and
Script for the Coming
Panjabi Generations on
the International Stage —
Mangat Rai Bhardwaj (Dr.)
16 August 2023
ਸਾਹਿਤਕ ਸਮਾਚਾਰ VIEW ALL
ਡਾ ਰਤਨ ਸਿੰਘ ਜੱਗੀ
ਯਾਦਗਾਰੀ ‘ਗੁਰਮਤਿ ਰਤਨ’
ਅਵਾਰਡ ਸ਼ਲਾਘਾਯੋਗ
ਉਪਰਾਲਾ — ਉਜਾਗਰ ਸਿੰਘ
27 July 2026
ਕਹਾਣੀਕਾਰ ਲਾਲ ਸਿੰਘ ਦਸੂਹਾ
ਦਾ ਸਾਹਿਤਕ ਮਿਸ਼ਨ ਹਰ ਪਿੰਡ
ਅਤੇ ਘਰ ਤੱਕ ਪਹੁੰਚਾਉਣ ਦਾ
ਅਹਿਦ— ਡਾ. ਅਮਰਜੀਤ
ਦਸੂਹਾ